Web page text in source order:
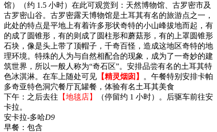
馆）（约 1.5 小时）在此可观赏到：天然博物馆、古罗密市及
古罗密山谷。古罗密露天博物馆是土耳其有名的旅游点之一，
此处的特点是平地上有着许多形状奇特的小山峰拔地而起，有
的成了圆锥形，有的则成了圆柱形和蘑菇形，有的上罩圆锥形
石块，像是头上带了顶帽子，千奇百怪，造成这地区奇特的地
理环境。特殊的人为与自然相配合的现象，成为了一奇妙的建
筑世界，所以一般人称为“奇石区”。安排品尝有名的土耳其特
色冰淇淋。在车上随处可见 【精灵烟囱】
。午餐特别安排卡帕
多奇亚特色洞穴餐厅瓦罐餐，体验有名土耳其美食
下午：之后去往 【地毯店】
（停留约 1 小时）。后驱车前往安
卡拉。
安卡拉-多哈D9
早餐： 包含